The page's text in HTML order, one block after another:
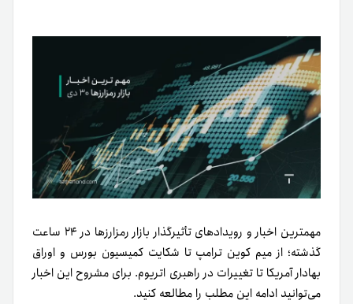
مهمترین اخبار و رویدادهای تأثیرگذار بازار رمزارزها در ۲۴ ساعت
گذشته؛ از میم کوین ترامپ تا شکایت کمیسیون بورس و اوراق
بهادار آمریکا تا تغییرات در راهبری اتریوم. برای مشروح این اخبار
می‌توانید ادامه این مطلب را مطالعه کنید.